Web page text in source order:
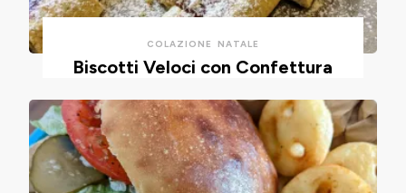
COLAZIONE NATALE
Biscotti Veloci con Confettura